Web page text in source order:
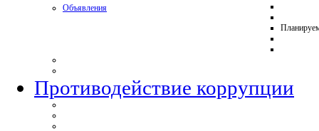
Объявления
Противодействие коррупции